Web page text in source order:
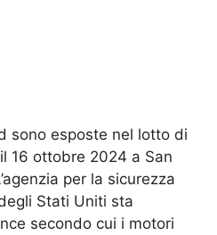
sono esposte nel lotto di
16 ottobre 2024 a San
per la sicurezza
Stati Uniti sta
secondo cui i motori